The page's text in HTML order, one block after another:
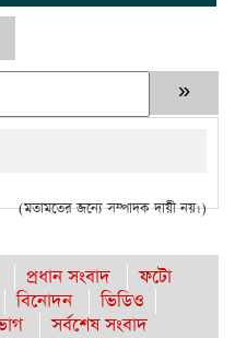
(মতামতের জন্যে সম্পাদক দায়ী নয়।)
প্রধান সংবাদ
ফটো
বিনোদন
ভিডিও
সর্বশেষ সংবাদ